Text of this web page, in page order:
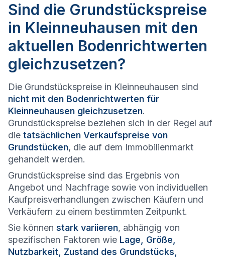
Sind die Grundstückspreise
in Kleinneuhausen mit den
aktuellen Bodenrichtwerten
gleichzusetzen?
Die Grundstückspreise in Kleinneuhausen sind
nicht mit den Bodenrichtwerten für
Kleinneuhausen gleichzusetzen.
Grundstückspreise beziehen sich in der Regel auf
die tatsächlichen Verkaufspreise von
Grundstücken, die auf dem Immobilienmarkt
gehandelt werden.
Grundstückspreise sind das Ergebnis von
Angebot und Nachfrage sowie von individuellen
Kaufpreisverhandlungen zwischen Käufern und
Verkäufern zu einem bestimmten Zeitpunkt.
Sie können stark variieren, abhängig von
spezifischen Faktoren wie Lage, Größe,
Nutzbarkeit, Zustand des Grundstücks,